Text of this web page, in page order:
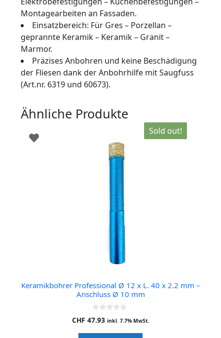
Montagearbeiten an Fassaden.
Einsatzbereich: Für Gres – Porzellan –
geprannte Keramik – Keramik – Granit –
Marmor.
Präzises Anbohren und keine Beschädigung
der Fliesen dank der Anbohrhilfe mit Saugfuss
(Art.nr. 6319 und 60673).
Ähnliche Produkte
Sold out!
Keramikbohrer Professional Ø 12 x L. 40 x 2.2 mm –
Anschluss Ø 10 mm
0
o
CHF 47.93 inkl. 7.7% MwSt.